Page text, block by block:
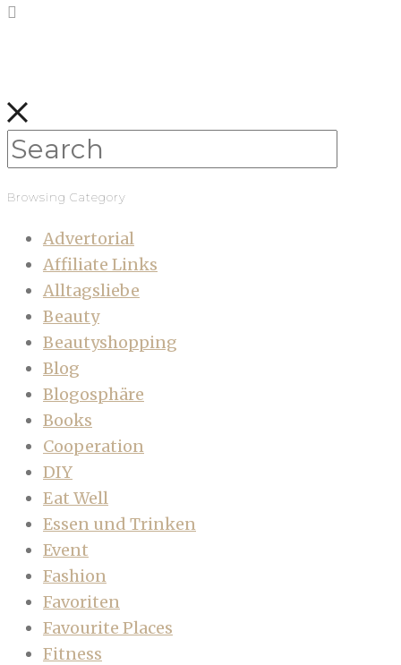
Browsing Category
Advertorial
Affiliate Links
Alltagsliebe
Beauty
Beautyshopping
Blog
Blogosphäre
Books
Cooperation
DIY
Eat Well
Essen und Trinken
Event
Fashion
Favoriten
Favourite Places
Fitness